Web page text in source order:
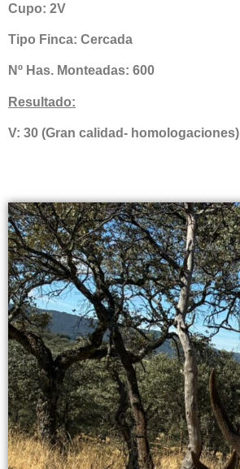
Cupo: 2V
Tipo Finca: Cercada
Nº Has. Monteadas: 600
Resultado:
V: 30 (Gran calidad- homologaciones)